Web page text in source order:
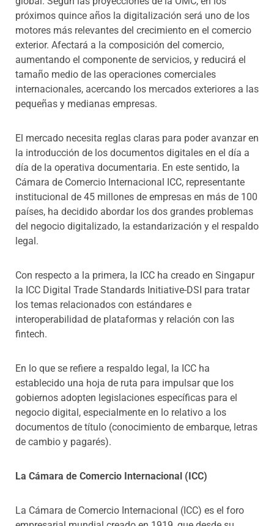
próximos quince años la digitalización será uno de los
motores más relevantes del crecimiento en el comercio
exterior. Afectará a la composición del comercio,
aumentando el componente de servicios, y reducirá el
tamaño medio de las operaciones comerciales
internacionales, acercando los mercados exteriores a las
pequeñas y medianas empresas.
El mercado necesita reglas claras para poder avanzar en
la introducción de los documentos digitales en el día a
día de la operativa documentaria. En este sentido, la
Cámara de Comercio Internacional ICC, representante
institucional de 45 millones de empresas en más de 100
países, ha decidido abordar los dos grandes problemas
del negocio digitalizado, la estandarización y el respaldo
legal.
Con respecto a la primera, la ICC ha creado en Singapur
la ICC Digital Trade Standards Initiative-DSI para tratar
los temas relacionados con estándares e
interoperabilidad de plataformas y relación con las
fintech.
En lo que se refiere a respaldo legal, la ICC ha
establecido una hoja de ruta para impulsar que los
gobiernos adopten legislaciones específicas para el
negocio digital, especialmente en lo relativo a los
documentos de título (conocimiento de embarque, letras
de cambio y pagarés).
La Cámara de Comercio Internacional (ICC)
La Cámara de Comercio Internacional (ICC) es el foro